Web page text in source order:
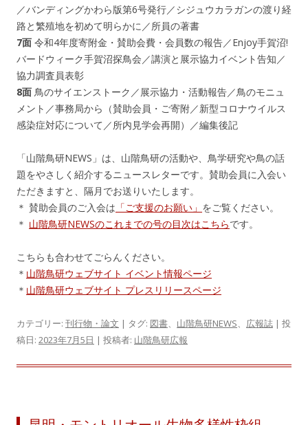
／バンディングかわら版第6号発行／シジュウカラガンの渡り経
路と繁殖地を初めて明らかに／所員の著書
7面 令和4年度寄附金・賛助会費・会員数の報告／Enjoy手賀沼!
バードウィーク手賀沼探鳥会／講演と展示協力イベント告知／
協力調査員表彰
8面 鳥のサイエンストーク／展示協力・活動報告／鳥のモニュ
メント／事務局から（賛助会員・ご寄附／新型コロナウイルス
感染症対応について／所内見学会再開）／編集後記
「山階鳥研NEWS」は、山階鳥研の活動や、鳥学研究や鳥の話
題をやさしく紹介するニュースレターです。賛助会員に入会い
ただきますと、隔月でお送りいたします。
＊ 賛助会員のご入会は 「ご支援のお願い」 をご覧ください。
＊ 山階鳥研NEWSのこれまでの号の目次はこちらです。
こちらも合わせてごらんください。
＊ 山階鳥研ウェブサイト イベント情報ページ
＊ 山階鳥研ウェブサイト プレスリリースページ
カテゴリー: 刊行物・論文 | タグ: 図書、 山階鳥研NEWS、 広報誌 | 投
稿日: 2023年7月5日 | 投稿者: 山階鳥研広報